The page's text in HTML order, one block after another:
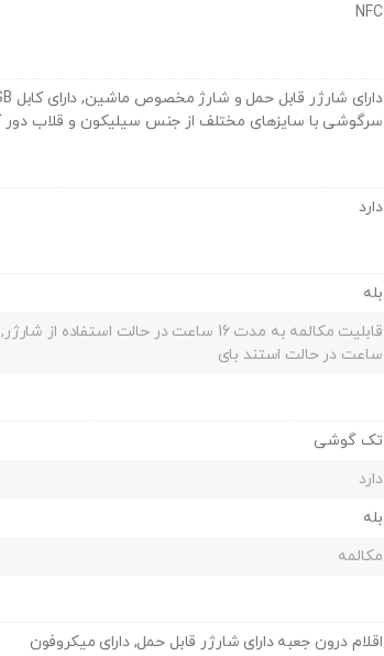
NFC
سرگوشی با سایزهای مختلف از جنس سیلیکون و قلاب دور
دارد
بله
ساعت در حالت استند بای
تک گوشی
دارد
بله
مکالمه
اقلام درون جعبه دارای شارژر قابل حمل, دارای میکروفون